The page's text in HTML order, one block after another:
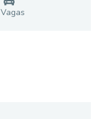
Vagas